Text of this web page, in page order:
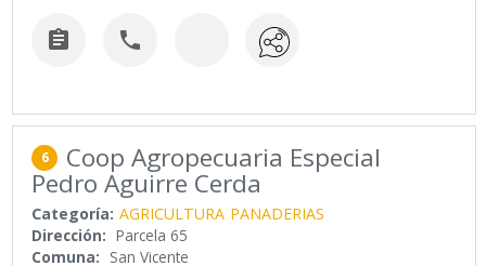
 
6 Coop Agropecuaria Especial
Pedro Aguirre Cerda
Categoría: AGRICULTURA PANADERIAS
Dirección: Parcela 65
Comuna: San Vicente